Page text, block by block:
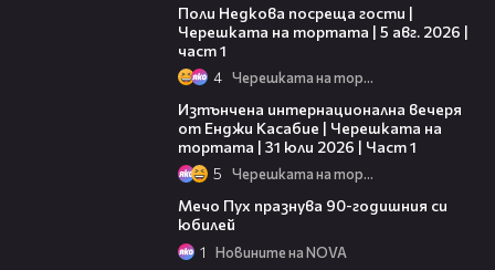
Поли Недкова посреща гости |
Черешката на тортата | 5 авг. 2026 |
част 1
4 Черешката на тортата
Изтънчена интернационална вечеря
от Енджи Касабие | Черешката на
тортата | 31 юли 2026 | Част 1
5 Черешката на тортата
Мечо Пух празнува 90-годишния си
юбилей
1 Новините на NOVA